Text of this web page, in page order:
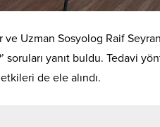
Uzman Sosyolog Raif
soruları yanıt buldu. Tedavi
de ele alındı.